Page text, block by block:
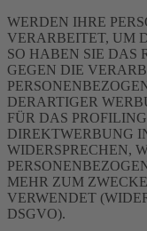
WERDEN IHRE
VERARBEITET, UM
SO HABEN SIE DAS
GEGEN DIE
DERARTIGER
FÜR DAS
DIREKTWERBUNG
WIDERSPRECHEN,
MEHR ZUM
VERWENDET
DSGVO).